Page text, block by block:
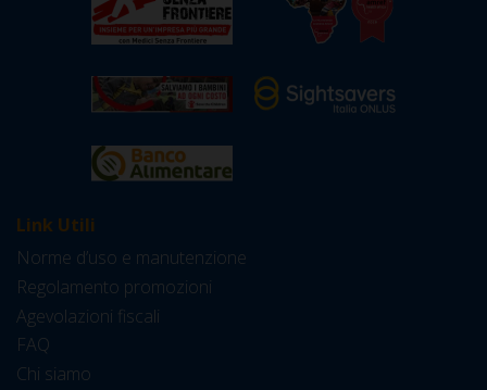
Link Utili
Norme d’uso e manutenzione
Regolamento promozioni
Agevolazioni fiscali
FAQ
Chi siamo